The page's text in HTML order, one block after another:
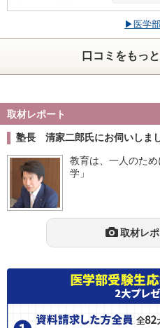
ても快適な環境下で自習をする事ができてい
生徒に一人の担任と副担任をつけてくださり
【料金】
医学部専門予備校の中でもかなり高い方だと
り、金銭に不安を抱えるのならば一年で合格
【良かった点（改善してほしい点） 】
他塾では考えられないほど丁寧かつ充実した
業を受けられるよう配慮された少人数制集団
消できる個別授業などとにかく手厚い受験支
▶医学
口コミをもっ
取材レポート
塾長 清家二郎氏にお伺いしまし
教育は、一人のた
学」
取材レ